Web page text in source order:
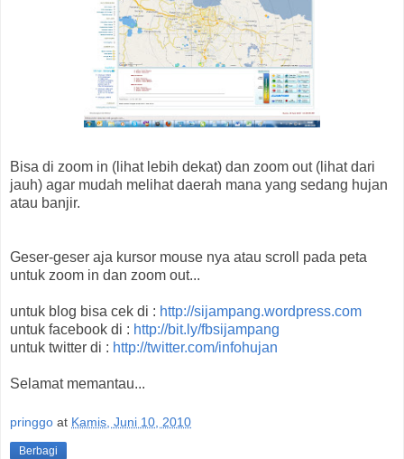
Bisa di zoom in (lihat lebih dekat) dan zoom out (lihat dari
jauh) agar mudah melihat daerah mana yang sedang hujan
atau banjir.
Geser-geser aja kursor mouse nya atau scroll pada peta
untuk zoom in dan zoom out...
untuk blog bisa cek di : http://sijampang.wordpress.com
untuk facebook di : http://bit.ly/fbsijampang
untuk twitter di : http://twitter.com/infohujan
Selamat memantau...
pringgo at Kamis, Juni 10, 2010
Berbagi